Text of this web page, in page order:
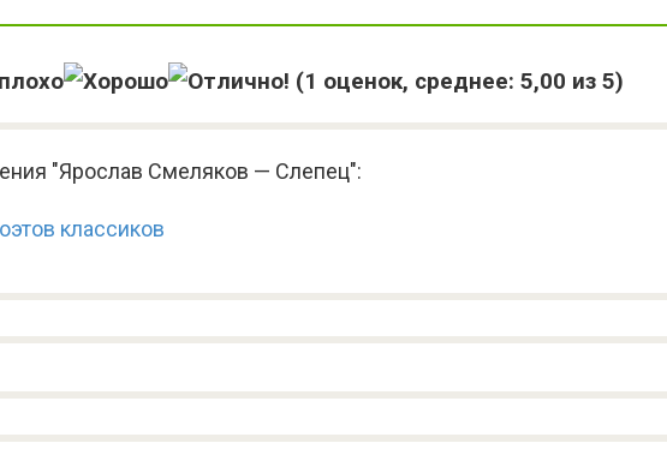
(1 оценок, среднее: 5,00 из 5)
"Ярослав Смеляков — Слепец":
классиков